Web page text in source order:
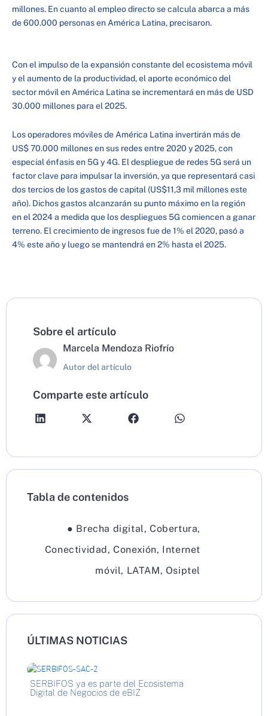
millones. En cuanto al empleo directo se calcula abarca a más
de 600.000 personas en América Latina, precisaron.
Con el impulso de la expansión constante del ecosistema móvil
y el aumento de la productividad, el aporte económico del
sector móvil en América Latina se incrementará en más de USD
30.000 millones para el 2025.
Los operadores móviles de América Latina invertirán más de
US$ 70.000 millones en sus redes entre 2020 y 2025, con
especial énfasis en 5G y 4G. El despliegue de redes 5G será un
factor clave para impulsar la inversión, ya que representará casi
dos tercios de los gastos de capital (US$11,3 mil millones este
año). Dichos gastos alcanzarán su punto máximo en la región
en el 2024 a medida que los despliegues 5G comiencen a ganar
terreno. El crecimiento de ingresos fue de 1% el 2020, pasó a
4% este año y luego se mantendrá en 2% hasta el 2025.
Sobre el artículo
Marcela Mendoza Riofrío
Autor del artículo
Comparte este artículo
Tabla de contenidos
● Brecha digital, Cobertura,
Conectividad , Conexión, Internet
móvil, LATAM, Osiptel
ÚLTIMAS NOTICIAS
SERBIFOS ya es parte del Ecosistema
Digital de Negocios de eBIZ